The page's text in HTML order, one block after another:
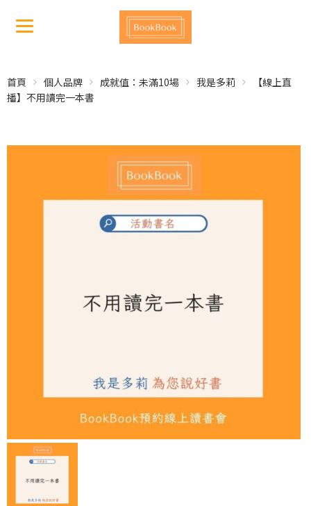
首頁 個人品牌 成就值：未滿10場 我是多莉
【線上直
播】不用讀完一本書